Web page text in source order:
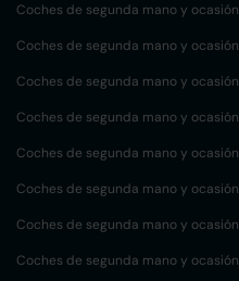
Coches de segunda mano y ocasión
Coches de segunda mano y ocasión
Coches de segunda mano y ocasión
Coches de segunda mano y ocasión
Coches de segunda mano y ocasión
Coches de segunda mano y ocasión
Coches de segunda mano y ocasión
Coches de segunda mano y ocasión